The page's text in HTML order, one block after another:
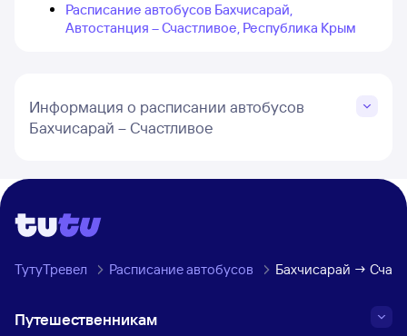
Расписание автобусов Бахчисарай,
Автостанция – Счастливое, Республика Крым
Информация о расписании автобусов
Бахчисарай – Счастливое
ТутуТревел Расписание автобусов Бахчисарай →
Путешественникам